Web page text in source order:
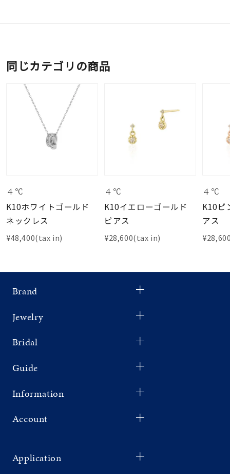
同じカテゴリの商品
４℃
K10ホワイトゴールド
ネックレス
¥48,400(tax in)
４℃
K10イエローゴールド
ピアス
¥28,600(tax in)
４℃
K10ピ
アス
Brand
Jewelry
Bridal
Guide
Information
Account
Application